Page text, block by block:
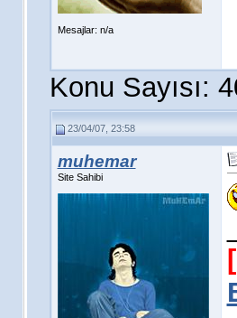
Mesajlar: n/a
Konu Sayısı:
23/04/07, 23:58
muhemar
Site Sahibi